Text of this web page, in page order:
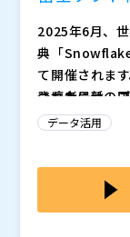
築を
クラウド
等）を検討さ
5年7月3日（
のご参加は、
ださい。 ・本
利用します。
のバージョ
お届けします。
グローバルで
a」について、
く解説します。
【Sigmaの特
サイロ化しな
用基盤の提案
gmaとの親和
2025年6月、
典「
て開催されま
された最新の
早くキャッチ
登壇者には、
パートである
推進室 室長
Ops（レベニ
このウェビナ
や戦略的な視
データ活用